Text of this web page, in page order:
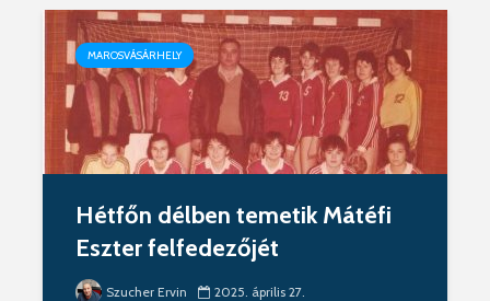
MAROSVÁSÁRHELY
Hétfőn délben temetik Mátéfi
Eszter felfedezőjét
Szucher Ervin 2025. április 27.